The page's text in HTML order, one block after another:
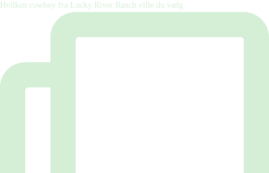
Hvilken cowboy fra Lucky River Ranch ville du vælg